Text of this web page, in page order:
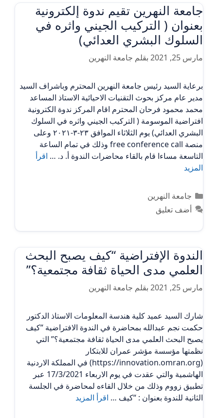
جامعة النهرين تقيم ندوة إلكترونية
بعنوان ( التركيب الجيني واثره في
السلوك البشري العدائي)
مارس 25, 2021 بقلم جامعة النهرين
برعاية السيد رئيس جامعة النهرين المحترم وباشراف السيد
مدير عام مركز بحوث التقنيات الاحيائية الاستاذ المساعد
محمد محمود فرحان المحترم اقام المركز ندوة الكترونية
افتراضية الموسومة ( التركيب الجيني واثره في السلوك
البشري العدائي) يوم الثلاثاء الموافق ٢٣-٣-٢٠٢١ وعلى
منصة free conference call وذلك في تمام الساعة
التاسعة مساءا قام بالقاء محاضرات الندوة أ. د. … اقرأ
المزيد
التصنيفات
جامعة النهرين
أضف تعليق
الندوة الإفتراضية “كيف يصبح البحث
العلمي مدى الحياة ثقافة مجتمعية؟”
مارس 25, 2021 بقلم جامعة النهرين
شارك السيد عميد كلية هندسة المعلومات الاستاذ الدكتور
حكمت نجم عبدالله بمحاضرة في الندوة الافتراضية “كيف
يصبح البحث العلمي مدى الحياة ثقافة مجتمعية؟” التي
نظمتها مؤسسة مؤشر عمران للابتكار
(https://innovation.omran.org) في المملكة الاردنية
الهاشمية والتي عقدت في يوم الاربعاء 17/3/2021 عبر
تطبيق زووم وذلك من خلال القاءه لمحاضرة في الجلسة
الثانية للندوة بعنوان : “كيف … اقرأ المزيد